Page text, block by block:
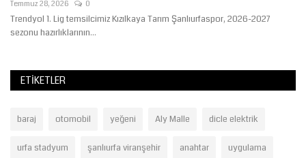
Temmuz 28, 2026 0
Trendyol 1. Lig temsilcimiz Kızılkaya Tarım Şanlıurfaspor, 2026-2027
sezonu hazırlıklarının...
ETIKETLER
baraj otomobil yeğeni Aly Malle dicle elektrik
urfa stadyum şanlıurfa viranşehir anahtar uygulama